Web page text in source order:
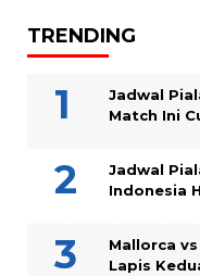
TRENDING
Jadwal
Match Ini
Jadwal
Indonesia
Mallorca
Lapis